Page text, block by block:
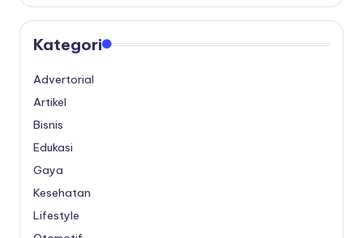
Kategori
Advertorial
Artikel
Bisnis
Edukasi
Gaya
Kesehatan
Lifestyle